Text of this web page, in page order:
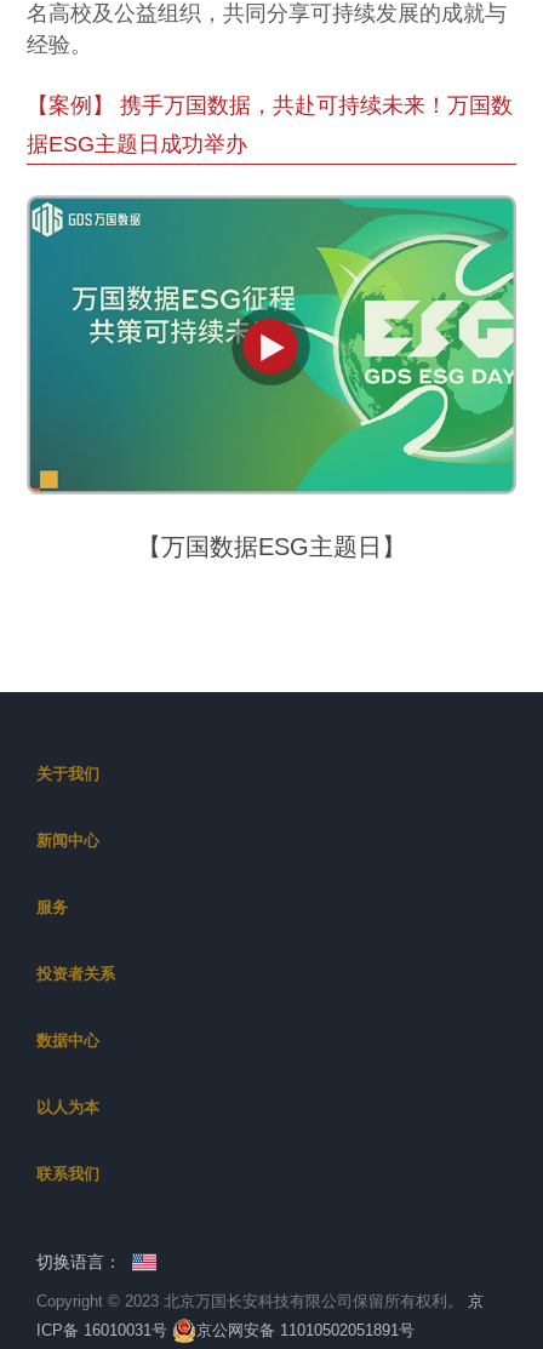
名高校及公益组织，共同分享可持续发展的成就与
经验。
【案例】 携手万国数据，共赴可持续未来！万国数
据ESG主题日成功举办
【万国数据ESG主题日】
关于我们
新闻中心
服务
投资者关系
数据中心
以人为本
联系我们
切换语言：
Copyright © 2023 北京万国长安科技有限公司保留所有权利。 京
ICP备 16010031号
京公网安备 11010502051891号